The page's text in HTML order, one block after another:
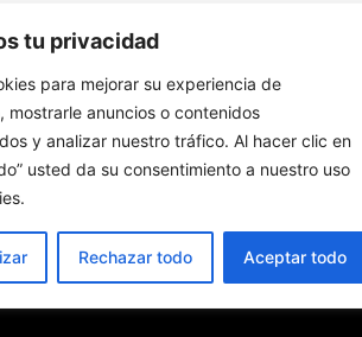
tu privacidad
para mejorar su experiencia de
mostrarle anuncios o contenidos
y analizar nuestro tráfico. Al hacer clic en
usted da su consentimiento a nuestro uso
Rechazar todo Aceptar todo
Cristianas
mirada alternativa sobre la Iglesia católica
Colectivos de Redes Cristianas